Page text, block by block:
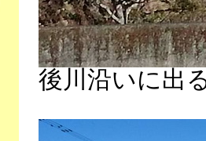
後川沿いに出